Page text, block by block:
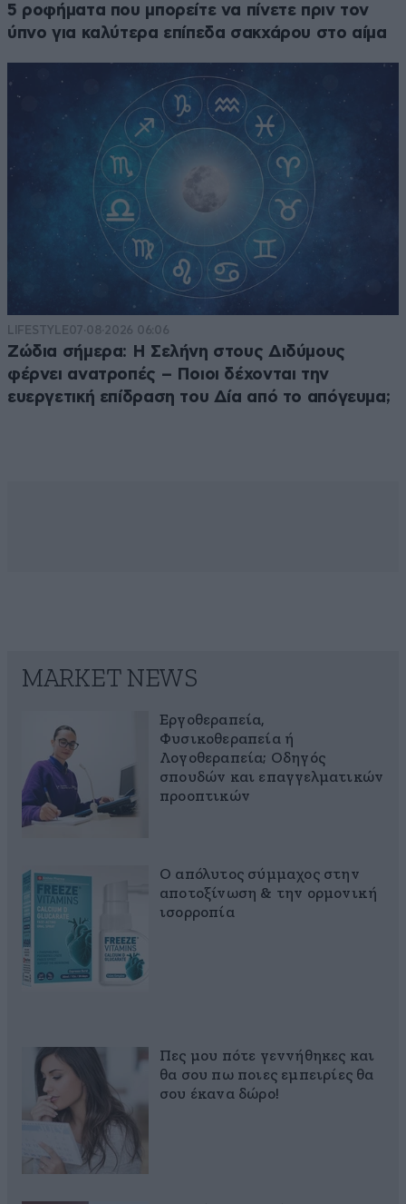
5 ροφήματα που μπορείτε να πίνετε πριν τον
ύπνο για καλύτερα επίπεδα σακχάρου στο αίμα
LIFESTYLE07·08·2026 06:06
Ζώδια σήμερα: Η Σελήνη στους Διδύμους
φέρνει ανατροπές – Ποιοι δέχονται την
ευεργετική επίδραση του Δία από το απόγευμα;
MARKET NEWS
Εργοθεραπεία,
Φυσικοθεραπεία ή
Λογοθεραπεία; Οδηγός
σπουδών και επαγγελματικών
προοπτικών
Ο απόλυτος σύμμαχος στην
αποτοξίνωση & την ορμονική
ισορροπία
Πες μου πότε γεννήθηκες και
θα σου πω ποιες εμπειρίες θα
σου έκανα δώρο!